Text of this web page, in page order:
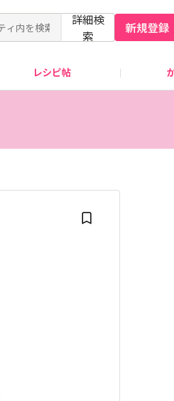
詳細検
索
新規登録
レシピ帖